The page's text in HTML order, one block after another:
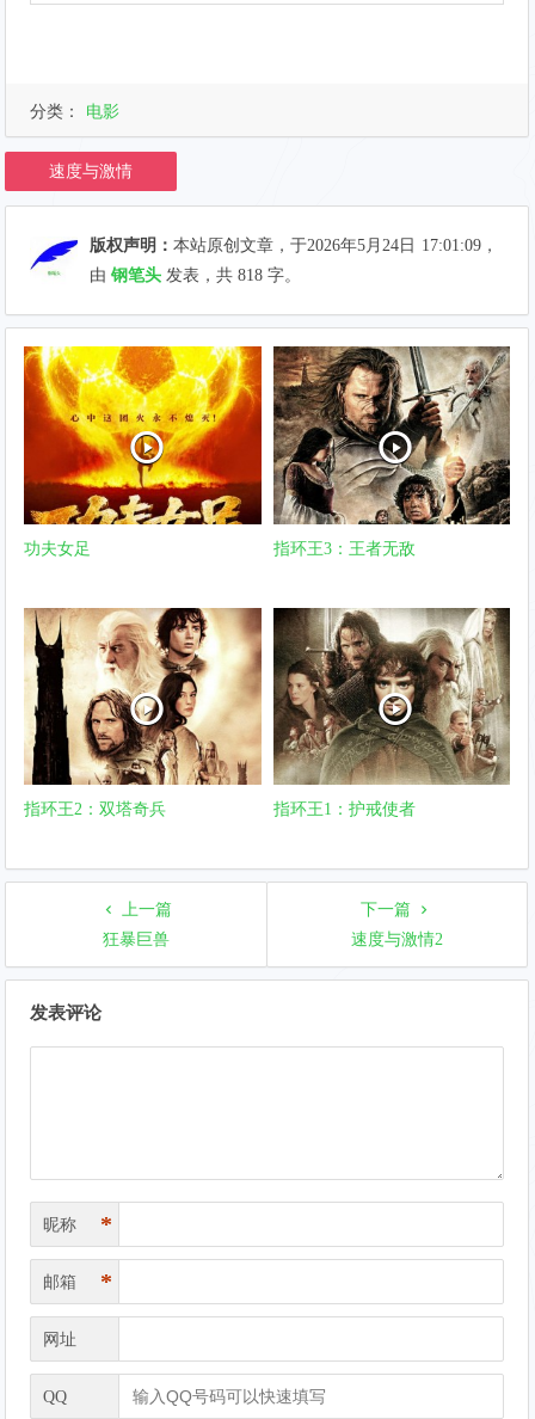
分类： 电影
速度与激情
版权声明：本站原创文章，于2026年5月24日 17:01:09 ，
由钢笔头 发表，共 818 字。
功夫女足 指环王3：王者无敌
指环王2：双塔奇兵 指环王1：护戒使者
上一篇
狂暴巨兽
下一篇
速度与激情2
发表评论
昵称 *
邮箱 *
网址
QQ